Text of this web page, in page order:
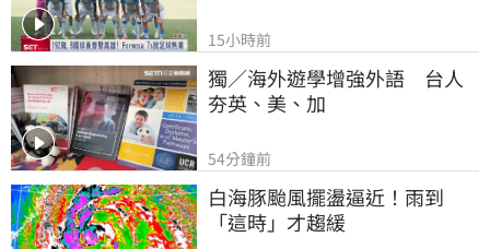
15小時前
獨／海外遊學增強外語　台人
夯英、美、加
54分鐘前
白海豚颱風擺盪逼近！雨到
「這時」才趨緩